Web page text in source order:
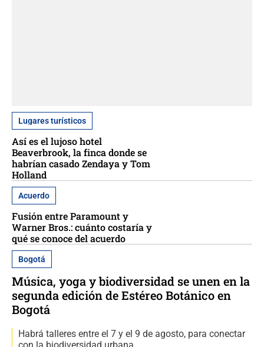
Lugares turísticos
Así es el lujoso hotel
Beaverbrook, la finca donde se
habrían casado Zendaya y Tom
Holland
Acuerdo
Fusión entre Paramount y
Warner Bros.: cuánto costaría y
qué se conoce del acuerdo
Bogotá
Música, yoga y biodiversidad se unen en la
segunda edición de Estéreo Botánico en
Bogotá
Habrá talleres entre el 7 y el 9 de agosto, para conectar